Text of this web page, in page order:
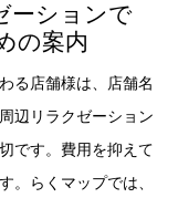
ーションで
の案内
る店舗様は、店舗名
辺リラクゼーション
です。費用を抑えて
。らくマップでは、